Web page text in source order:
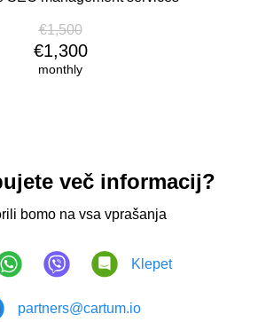
€1,500
€1,300
monthly
več informacij?
bomo na vsa vprašanja
Klepet
partners@cartum.io